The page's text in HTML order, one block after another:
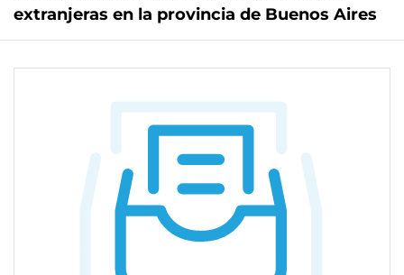
extranjeras en la provincia de Buenos Aires